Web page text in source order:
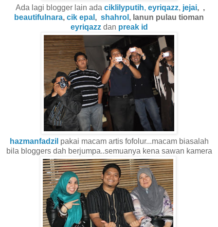
Ada lagi blogger lain ada ciklilyputih, eyriqazz, jejai, ,
beautifulnara, cik epal , shahrol , lanun pulau tioman
eyriqazzdan preak id
hazmanfadzil pakai macam artis fofolur...macam biasalah
bila bloggers dah berjumpa..semuanya kena sawan kamera